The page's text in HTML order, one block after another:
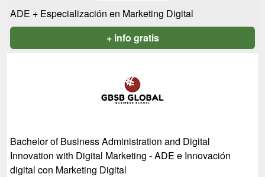
ADE + Especialización en Marketing Digital
+ info gratis
Bachelor of Business Administration and Digital
Innovation with Digital Marketing - ADE e Innovación
digital con Marketing Digital